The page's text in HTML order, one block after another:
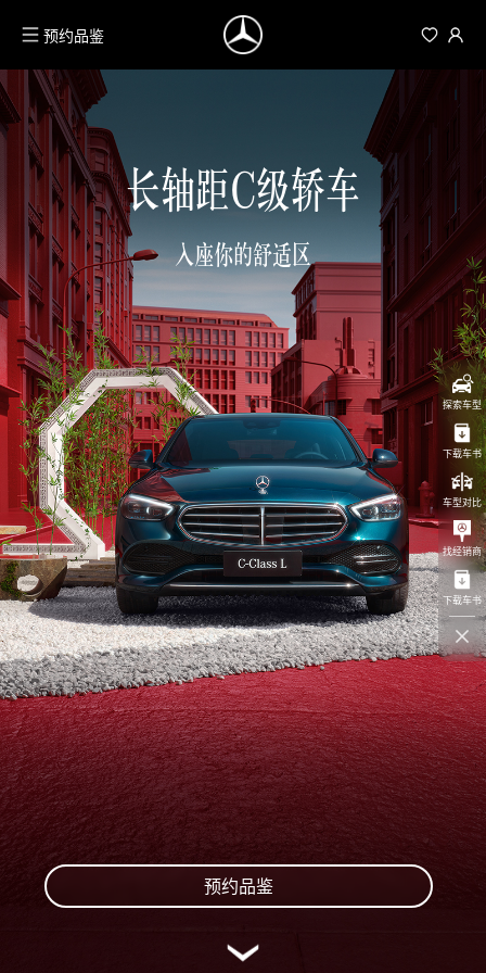
预约品鉴
长轴距C级轿车
入座你的舒适区
预约品鉴
探索车型
下载车书
车型对比
找经销商
下载车书